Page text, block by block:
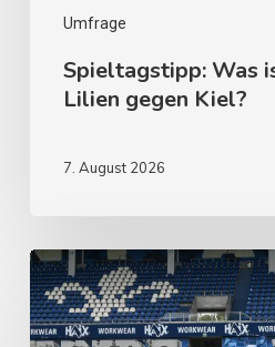
Umfrage
Spieltagstipp: Was
Lilien gegen Kiel?
7. August 2026